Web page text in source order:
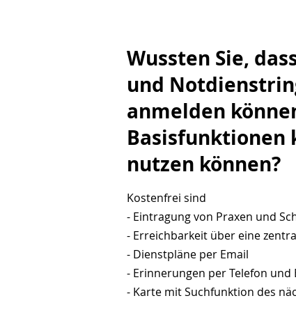
Wussten Sie,
und
anmelden
Basisfunktionen
nutzen können?
Kostenfrei sind
- Eintragung von Praxen und
- Erreichbarkeit über eine
- Dienstpläne per Email
- Erinnerungen per Telefon und
- Karte mit Suchfunktion des